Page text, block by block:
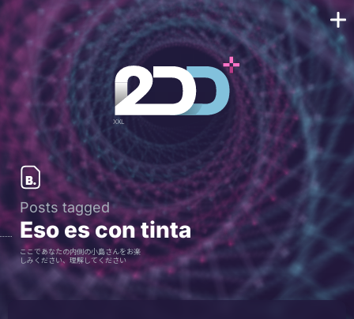
Posts tagged
Eso es con tinta
ここであなたの内側の小島さんをお楽
しみください、理解してください